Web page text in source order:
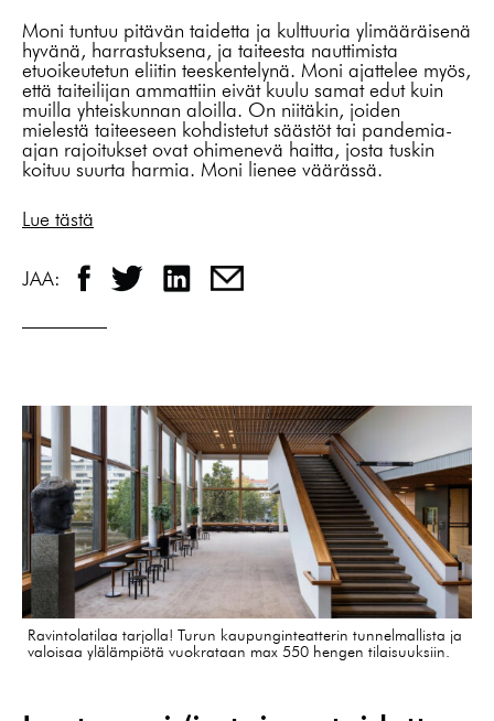
Moni tuntuu pitävän taidetta ja kulttuuria ylimääräisenä
hyvänä, harrastuksena, ja taiteesta nauttimista
etuoikeutetun eliitin teeskentelynä. Moni ajattelee myös,
että taiteilijan ammattiin eivät kuulu samat edut kuin
muilla yhteiskunnan aloilla. On niitäkin, joiden
mielestä taiteeseen kohdistetut säästöt tai pandemia-
ajan rajoitukset ovat ohimenevä haitta, josta tuskin
koituu suurta harmia. Moni lienee väärässä.
Lue tästä
JAA:
Ravintolatilaa tarjolla! Turun kaupunginteatterin tunnelmallista ja
valoisaa ylälämpiötä vuokrataan max 550 hengen tilaisuuksiin.